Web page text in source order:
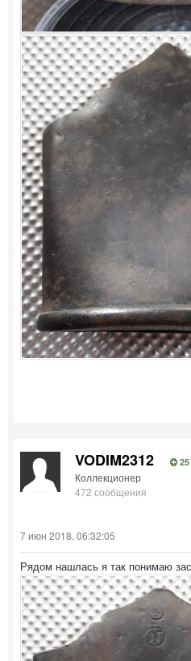
VODIM2312 25
Коллекционер
472 сообщения
7 июн 2018, 06:32:05
Рядом нашлась я так понимаю